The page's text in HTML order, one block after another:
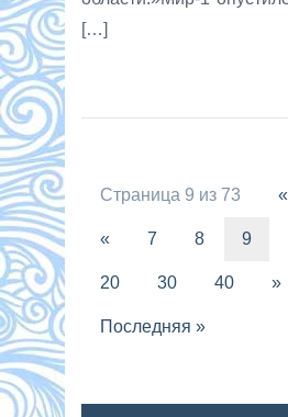
[…]
Страница 9 из 73
« 7 8 9
20 30 40 »
Последняя »